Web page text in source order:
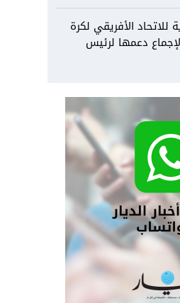
للاتحاد الأفريقي لكرة
دعمها لرئيس